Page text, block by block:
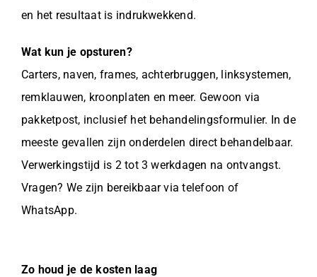
en het resultaat is indrukwekkend.
Wat kun je opsturen?
Carters, naven, frames, achterbruggen, linksystemen,
remklauwen, kroonplaten en meer. Gewoon via
pakketpost, inclusief het behandelingsformulier. In de
meeste gevallen zijn onderdelen direct behandelbaar.
Verwerkingstijd is 2 tot 3 werkdagen na ontvangst.
Vragen? We zijn bereikbaar via telefoon of
WhatsApp.
Zo houd je de kosten laag